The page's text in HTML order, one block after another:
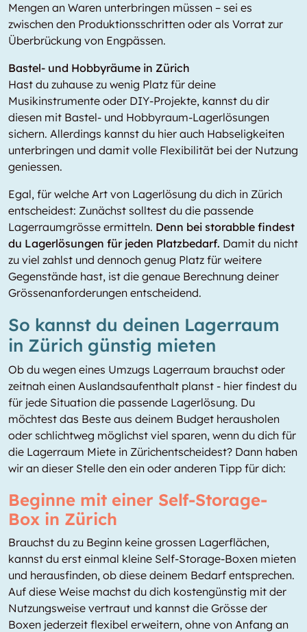
Mengen an Waren unterbringen müssen – sei es
zwischen den Produktionsschritten oder als Vorrat zur
Überbrückung von Engpässen.
Bastel- und Hobbyräume in Zürich
Hast du zuhause zu wenig Platz für deine
Musikinstrumente oder DIY-Projekte, kannst du dir
diesen mit Bastel- und Hobbyraum-Lagerlösungen
sichern. Allerdings kannst du hier auch Habseligkeiten
unterbringen und damit volle Flexibilität bei der Nutzung
geniessen.
Egal, für welche Art von Lagerlösung du dich in Zürich
entscheidest: Zunächst solltest du die passende
Lagerraumgrösse ermitteln. Denn bei storabble findest
du Lagerlösungen für jeden Platzbedarf. Damit du nicht
zu viel zahlst und dennoch genug Platz für weitere
Gegenstände hast, ist die genaue Berechnung deiner
Grössenanforderungen entscheidend.
So kannst du deinen Lagerraum
in Zürich günstig mieten
Ob du wegen eines Umzugs Lagerraum brauchst oder
zeitnah einen Auslandsaufenthalt planst - hier findest du
für jede Situation die passende Lagerlösung. Du
möchtest das Beste aus deinem Budget herausholen
oder schlichtweg möglichst viel sparen, wenn du dich für
die Lagerraum Miete in Zürichentscheidest? Dann haben
wir an dieser Stelle den ein oder anderen Tipp für dich:
Beginne mit einer Self-Storage-
Box in Zürich
Brauchst du zu Beginn keine grossen Lagerflächen,
kannst du erst einmal kleine Self-Storage-Boxen mieten
und herausfinden, ob diese deinem Bedarf entsprechen.
Auf diese Weise machst du dich kostengünstig mit der
Nutzungsweise vertraut und kannst die Grösse der
Boxen jederzeit flexibel erweitern, ohne von Anfang an